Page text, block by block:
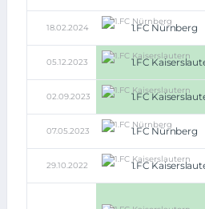
18.02.2024 1.FC Nürnberg
05.12.2023 1.FC
02.09.2023 1.FC
07.05.2023 1.FC Nürnberg
29.10.2022 1.FC